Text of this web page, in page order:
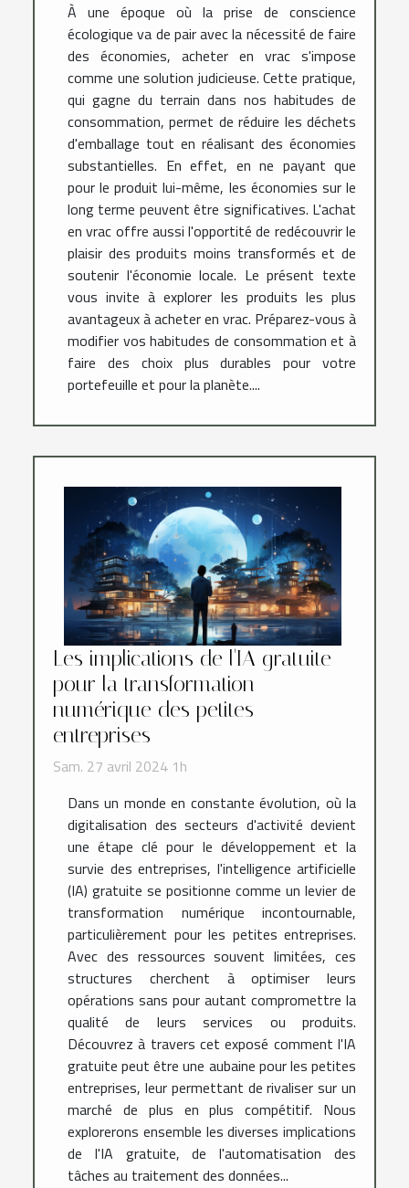
À une époque où la prise de conscience
écologique va de pair avec la nécessité de faire
des économies, acheter en vrac s'impose
comme une solution judicieuse. Cette pratique,
qui gagne du terrain dans nos habitudes de
consommation, permet de réduire les déchets
d'emballage tout en réalisant des économies
substantielles. En effet, en ne payant que
pour le produit lui-même, les économies sur le
long terme peuvent être significatives. L'achat
en vrac offre aussi l'opportité de redécouvrir le
plaisir des produits moins transformés et de
soutenir l'économie locale. Le présent texte
vous invite à explorer les produits les plus
avantageux à acheter en vrac. Préparez-vous à
modifier vos habitudes de consommation et à
faire des choix plus durables pour votre
portefeuille et pour la planète....
Les implications de l'IA gratuite
pour la transformation
numérique des petites
entreprises
Sam. 27 avril 2024 1h
Dans un monde en constante évolution, où la
digitalisation des secteurs d'activité devient
une étape clé pour le développement et la
survie des entreprises, l'intelligence artificielle
(IA) gratuite se positionne comme un levier de
transformation numérique incontournable,
particulièrement pour les petites entreprises.
Avec des ressources souvent limitées, ces
structures cherchent à optimiser leurs
opérations sans pour autant compromettre la
qualité de leurs services ou produits.
Découvrez à travers cet exposé comment l'IA
gratuite peut être une aubaine pour les petites
entreprises, leur permettant de rivaliser sur un
marché de plus en plus compétitif. Nous
explorerons ensemble les diverses implications
de l'IA gratuite, de l'automatisation des
tâches au traitement des données...